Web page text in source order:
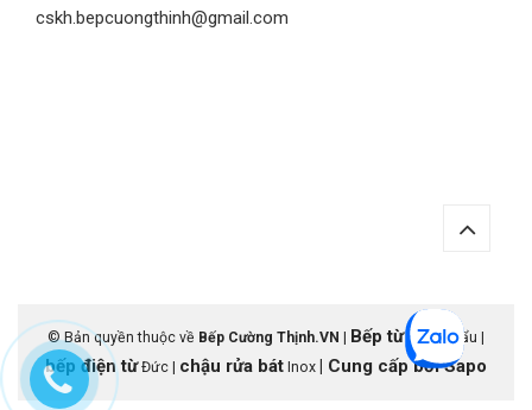
cskh.bepcuongthinh@gmail.com
© Bản quyền thuộc về Bếp Cường Thịnh.VN | Bếp từ nhập khẩu |
bếp điện từĐức | chậu rửa bát Inox | Cung cấp bởiSapo